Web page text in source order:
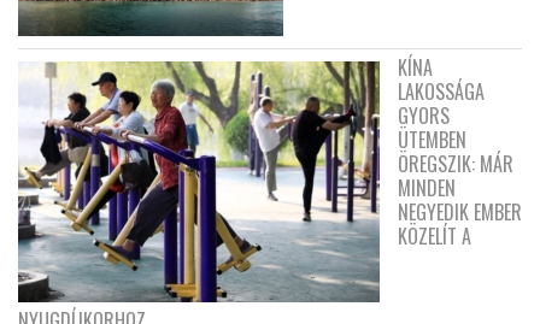
KÍNA
LAKOSSÁGA
GYORS
ÜTEMBEN
ÖREGSZIK: MÁR
MINDEN
NEGYEDIK EMBER
KÖZELÍT A